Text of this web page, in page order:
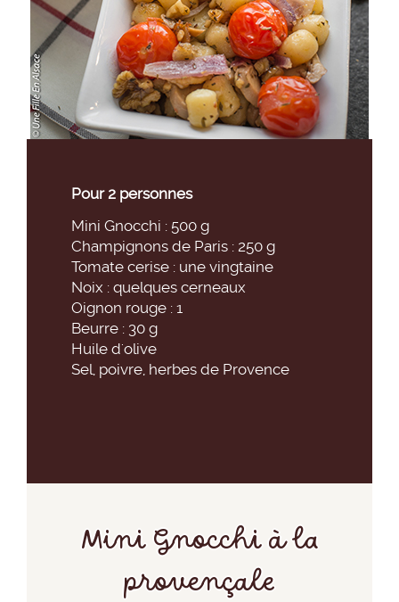
Pour 2 personnes
Mini Gnocchi : 500 g
Champignons de Paris : 250 g
Tomate cerise : une vingtaine
Noix : quelques cerneaux
Oignon rouge : 1
Beurre : 30 g
Huile d'olive
Sel, poivre, herbes de Provence
Mini Gnocchi à la
provençale